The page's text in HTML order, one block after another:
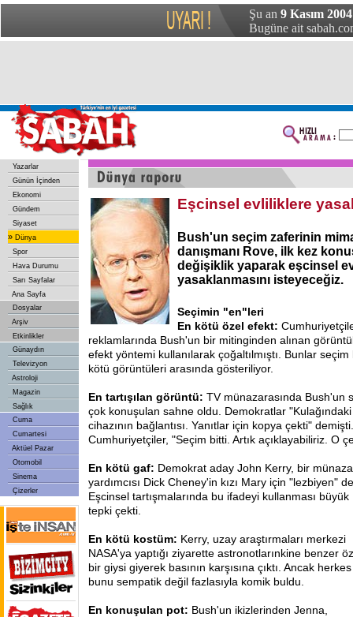
Şu an 9 Kasım
Bugüne ait
Yazarlar
Günün İçinden
Ekonomi
Gündem
Siyaset
» Dünya
Spor
Hava Durumu
Sarı Sayfalar
Ana Sayfa
Dosyalar
Arşiv
Etkinlikler
Günaydın
Televizyon
Astroloji
Magazin
Sağlık
Cuma
Cumartesi
Aktüel Pazar
Otomobil
Sinema
Çizerler
Eşcinsel evliliklere
Bush'un seçim zaferinin
danışmanı Rove, ilk kez
değişiklik yaparak eşcinsel
yasaklanmasını isteyeceğiz.
Seçimin "en"leri
En kötü özel efekt:
reklamlarında Bush'un bir mitinginden alınan
efekt yöntemi kullanılarak çoğaltılmıştı. Bunlar seçim
kötü görüntüleri arasında gösteriliyor.
En tartışılan görüntü: TV münazarasında Bush'un
çok konuşulan sahne oldu. Demokratlar
cihazının bağlantısı. Yanıtlar için kopya çekti"
Cumhuriyetçiler, "Seçim bitti. Artık açıklayabiliriz. O
En kötü gaf: Demokrat aday John Kerry, bir
yardımcısı Dick Cheney'in kızı Mary için "lezbiyen"
Eşcinsel tartışmalarında bu ifadeyi kullanması büyük
tepki çekti.
En kötü kostüm: Kerry, uzay araştırmaları merkezi
NASA'ya yaptığı ziyarette astronotlarınkine benzer
bir giysi giyerek basının karşısına çıktı. Ancak herkes
bunu sempatik değil fazlasıyla komik buldu.
En konuşulan pot: Bush'un ikizlerinden Jenna,